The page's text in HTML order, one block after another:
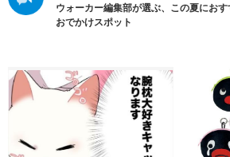
ウォーカー編集部が選ぶ、この夏にお
おでかけスポット